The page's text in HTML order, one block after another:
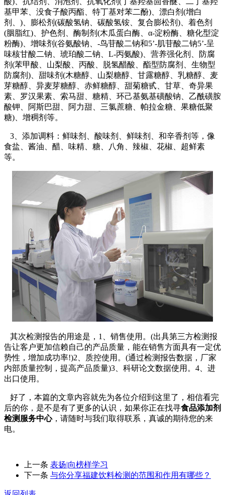
基甲苯、没食子酸丙酯、特丁基对苯二酚)、漂白剂(增白
剂、)、膨松剂(碳酸氢钠、碳酸氢铵、复合膨松剂)、着色剂
(胭脂红)、护色剂、酶制剂(木瓜蛋白酶、α-淀粉酶、糖化型淀
粉酶)、增味剂(谷氨酸钠、-鸟苷酸二钠和5’-肌苷酸二钠5’-呈
味核甘酸二钠、琥珀酸二钠、L-丙氨酸)、营养强化剂、防腐
剂(苯甲酸、山梨酸、丙酸、脱氢醋酸、酯型防腐剂、生物型
防腐剂)、甜味剂(木糖醇、山梨糖醇、甘露糖醇、乳糖醇、麦
芽糖醇、异麦芽糖醇、赤鲜糖醇、甜菊糖甙、甘草、奇异果
素、罗汉果素、索马甜、糖精、环己基氨基磺酸钠、乙酰磺胺
酸钾、阿斯巴甜、阿力甜、三氯蔗糖、帕拉金糖、果糖低聚
糖)、增稠剂等。
3、添加调料：鲜味剂、酸味剂、鲜味剂、和辛香剂等，像
食盐、酱油、醋、味精、糖、八角、辣椒、花椒、超鲜素
等。
其次检测报告的用途是，1、销售使用。(出具第三方检测报
告让客户更加信赖自己的产品质量，能在销售方面具有一定优
势性，增加成功率!)2、质控使用。(通过检测报告数据，厂家
内部质量控制，提高产品质量)3、科研论文数据使用。4、进
出口使用。
好了，本篇的文章内容就先为各位介绍到这里了，相信看完
后的你，是不是有了更多的认识，如果你正在找寻食品添加剂
检测服务中心，请随时与我们取得联系，真诚的期待您的来
电。
上一条 表扬|向榜样学习
下一条 与你分享福建饮料检测的范围和作用有哪些？